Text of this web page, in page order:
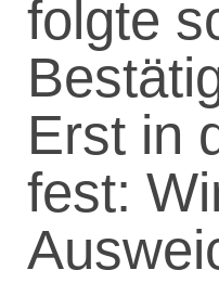
folgte
Erst in
fest: